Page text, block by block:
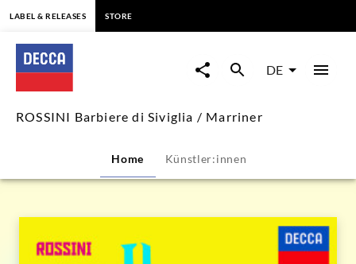
ROSSINI
Barbiere
di
/
Marriner
LABEL & RELEASES STORE
DE
ROSSINI Barbiere di Siviglia / Marriner
Home Künstler:innen